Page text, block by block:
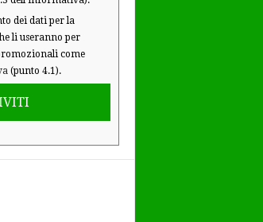
dei dati per la
li useranno per
come
(punto 4.1).